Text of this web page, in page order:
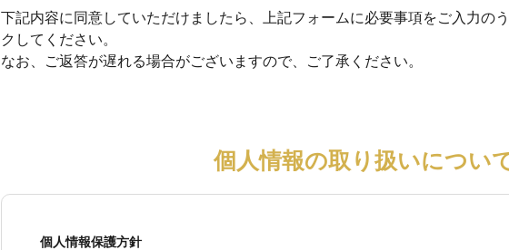
下記内容に同意していただけましたら、上記フォームに必要事項をご入力の
クしてください。
なお、ご返答が遅れる場合がございますので、ご了承ください。
個人情報の取り扱いについ
個人情報保護方針